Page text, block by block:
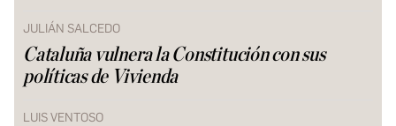
JULIÁN SALCEDO
Cataluña vulnera la Constitución con sus
políticas de Vivienda
LUIS VENTOSO